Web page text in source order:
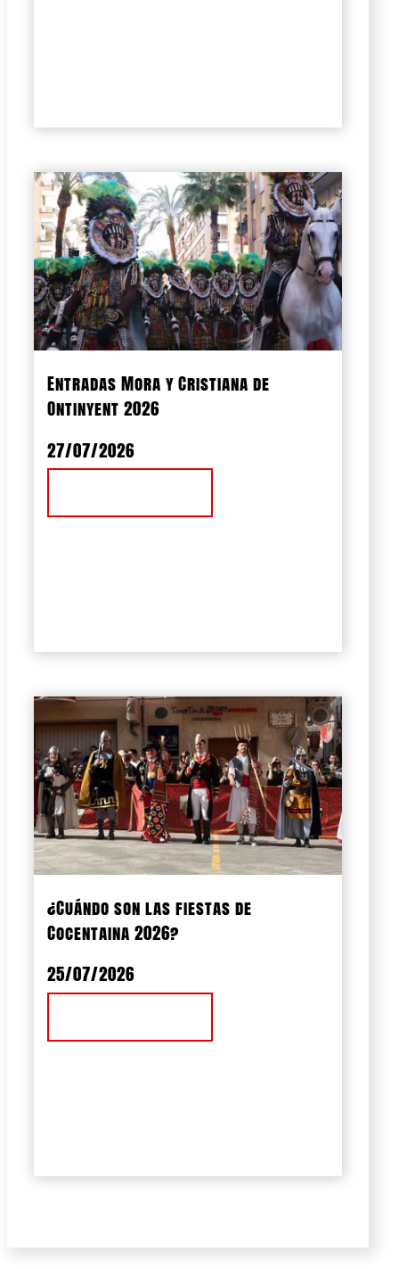
Entradas Mora y Cristiana de
Ontinyent 2026
27/07/2026
¿Cuándo son las fiestas de
Cocentaina 2026?
25/07/2026